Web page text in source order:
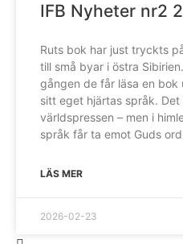
IFB Nyheter nr2
Ruts bok har just tryckts
till små byar i östra
gången de får läsa en bok
sitt eget hjärtas språk.
världspressen – men i
språk får ta emot Guds
LÄS MER
2026-02-23